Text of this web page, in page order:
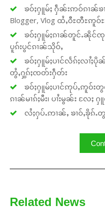
ၶဝ်ႈႁူမ်ႈ ႁဵၼ်းဢဝ်ၵၢၼ်ၶၢ
Blogger, Vlog ထႆႇဝီႊတီႊဢူ
ၶဝ်ႈႁူမ်ႈၵၢၼ်တူင်ႉၼိုင်ၸု
ပူၵ်းပွင်ၵၢၼ်သိုဝ်ႇ
ၶဝ်ႈႁူမ်ႈပၢင်လႅၵ်ႈလၢႆႈ
တွႆႇႁွၵ်ႈၸတ်းႁဵတ်း
ၶဝ်ႈႁူမ်ႈပၢင်ဢုပ်ႇဢူဝ်းတွင်
ၵၢၼ်မၢၵ်ႈမီး၊ ပၢႆးမွၼ်း လႄႈ
လႆႈႁပ်ႉဢၢၼ်ႇ ၶၢဝ်ႇၶိုၵ်
Related News